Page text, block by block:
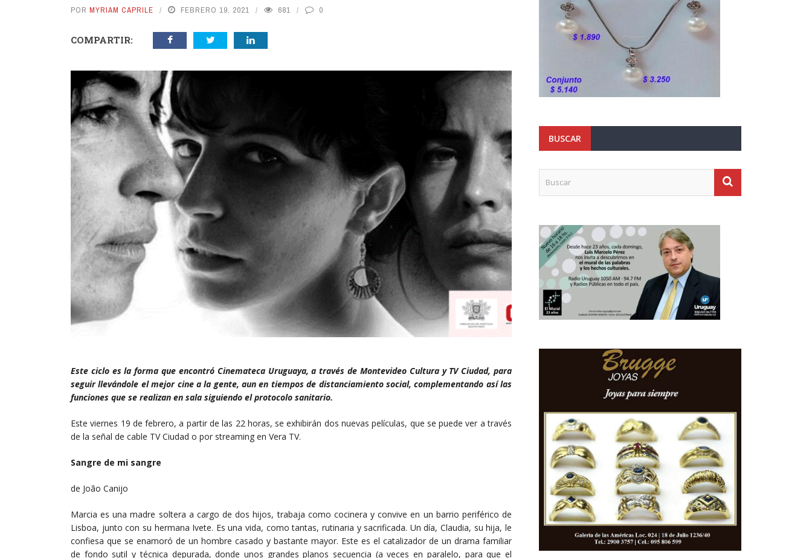
POR MYRIAM CAPRILE FEBRERO 19, 2021 681 0
COMPARTIR:
Este ciclo es la forma que encontró Cinemateca Uruguaya, a través de Montevideo Cultura y TV Ciudad, para
seguir llevándole el mejor cine a la gente, aun en tiempos de distanciamiento social, complementando así las
funciones que se realizan en sala siguiendo el protocolo sanitario.
Este viernes 19 de febrero, a partir de las 22 horas, se exhibirán dos nuevas películas, que se puede ver a través
de la señal de cable TV Ciudad o por streaming en Vera TV.
Sangre de mi sangre
de João Canijo
Marcia es una madre soltera a cargo de dos hijos, trabaja como cocinera y convive en un barrio periférico de
Lisboa, junto con su hermana Ivete. Es una vida, como tantas, rutinaria y sacrificada. Un día, Claudia, su hija, le
confiesa que se enamoró de un hombre casado y bastante mayor. Este es el catalizador de un drama familiar
de fondo sutil y técnica depurada, donde unos grandes planos secuencia (a veces en paralelo, para que el
BUSCAR